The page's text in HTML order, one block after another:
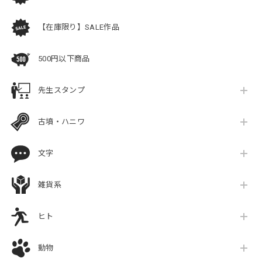
【在庫限り】SALE作品
500円以下商品
先生スタンプ
古墳・ハニワ
文字
雑貨系
ヒト
動物